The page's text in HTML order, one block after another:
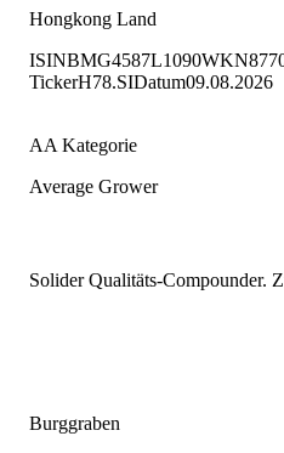
Hongkong Land
ISINBMG4587L1090WKN
TickerH78.SIDatum09.08.2026
AA Kategorie
Average Grower
Solider Qualitäts-Compounder.
Burggraben